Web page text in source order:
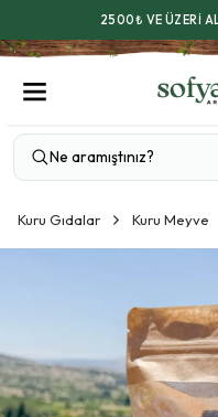
2500₺ VE ÜZERİ
Kuru Gıdalar Kuru Meyve